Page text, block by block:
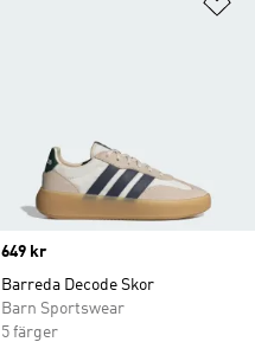
Price
649 kr
Barreda Decode Skor
Barn Sportswear
5 färger